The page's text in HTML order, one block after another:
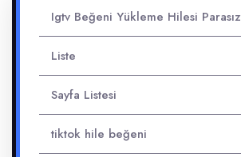
Igtv Beğeni Yükleme Hilesi Parasız
Liste
Sayfa Listesi
tiktok hile beğeni